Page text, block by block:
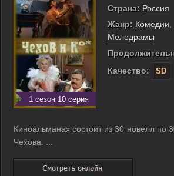
1 сезон 10 серия
Страна: Россия
Жанр: Комедии
Мелодрамы
Качество:
SD
Киноальманах состоит из 30 новелл по
Чехова. ...